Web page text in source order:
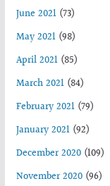
June 2021(73)
May 2021(98)
April 2021(85)
March 2021(84)
February 2021(79)
January 2021(92)
December 2020(109)
November 2020(96)